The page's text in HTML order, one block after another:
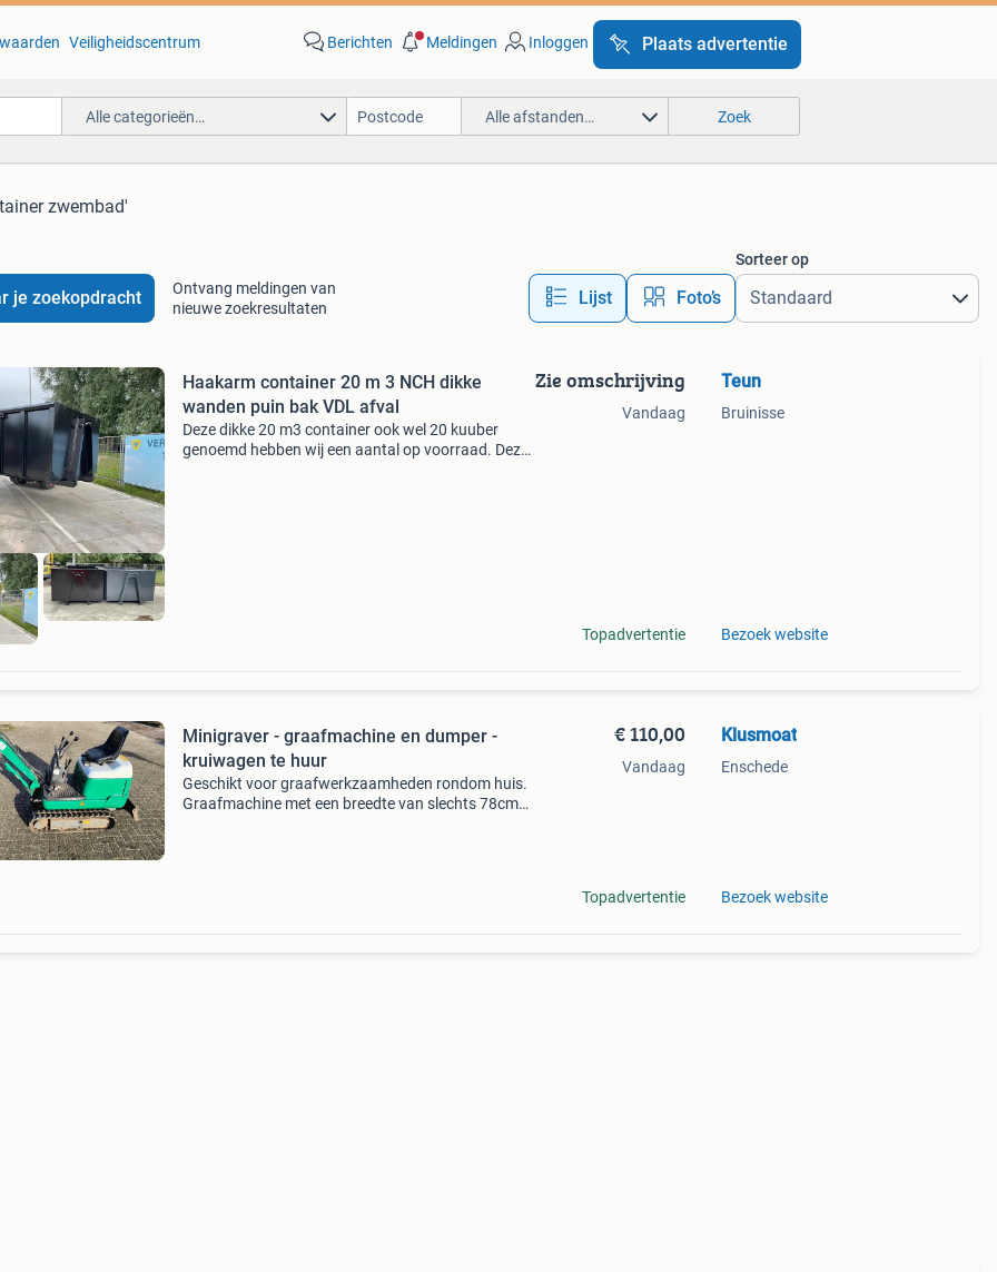
Veiligheidscentrum Berichten Meldingen Inloggen Plaats advertentie
Alle categorieën… Alle afstanden… Zoek
zwembad'
je zoekopdracht
Ontvang meldingen van
nieuwe zoekresultaten
Lijst Foto’s
Sorteer op
Haakarm container 20 m 3 NCH dikke
wanden puin bak VDL afval
Deze dikke 20 m3 container ook wel 20 kuuber
genoemd hebben wij een aantal op voorraad. Deze
Zie omschrijving
Vandaag
Topadvertentie
Teun
Bruinisse
Bezoek website
Minigraver - graafmachine en dumper -
kruiwagen te huur
Geschikt voor graafwerkzaamheden rondom huis.
Graafmachine met een breedte van slechts 78cm
€ 110,00
Vandaag
Topadvertentie
Klusmoat
Enschede
Bezoek website